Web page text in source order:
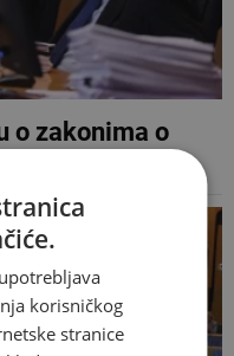
o zakonima o
korisničkog
stranice